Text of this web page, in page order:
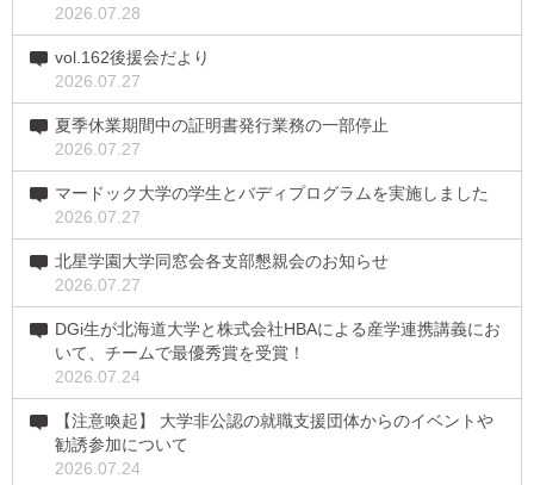
2026.07.28
vol.162後援会だより
2026.07.27
夏季休業期間中の証明書発行業務の一部停止
2026.07.27
マードック大学の学生とバディプログラムを実施しました
2026.07.27
北星学園大学同窓会各支部懇親会のお知らせ
2026.07.27
DGi生が北海道大学と株式会社HBAによる産学連携講義にお
いて、チームで最優秀賞を受賞！
2026.07.24
【注意喚起】 大学非公認の就職支援団体からのイベントや
勧誘参加について
2026.07.24